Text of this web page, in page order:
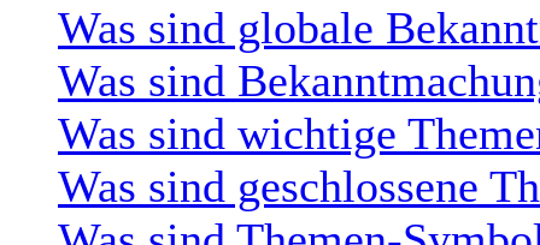
Was sind globale
Was sind
Was sind wichtige
Was sind geschlossene